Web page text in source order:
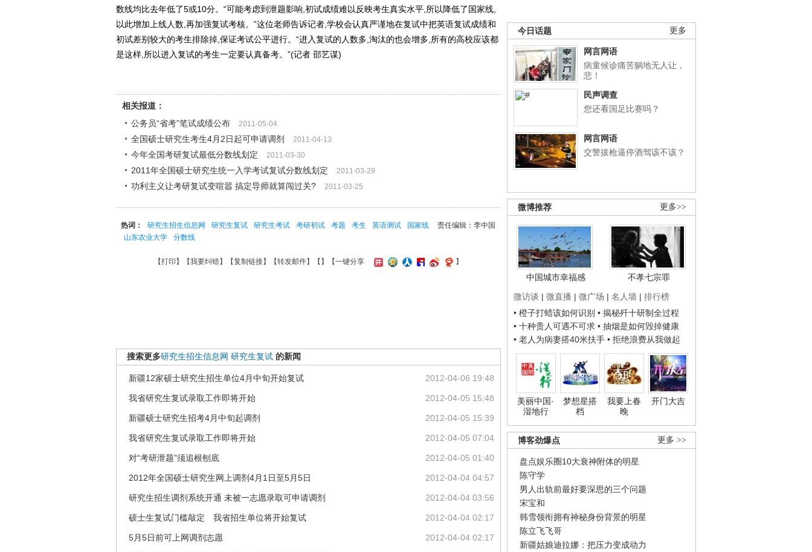
更多
今日话题
网言网语
病童候诊痛苦躺地无人让，
悲！
民声调查
您还看国足比赛吗？
网言网语
交警拔枪逼停酒驾该不该？
更多>>
微博推荐
中国城市幸福感
不孝七宗罪
微访谈 | 微直播 | 微广场 | 名人墙 | 排行榜
• 橙子打蜡该如何识别 • 揭秘歼十研制全过程
• 十种贵人可遇不可求 • 抽烟是如何毁掉健康
• 老人为病妻搭40米扶手 • 拒绝浪费从我做起
美丽中国·
湿地行
梦想星搭
档
我要上春
晚
开门大吉
更多 >>
博客劲爆点
盘点娱乐圈10大衰神附体的明星
陈守学
男人出轨前最好要深思的三个问题
宋宝和
韩雪领衔拥有神秘身份背景的明星
陈立飞飞哥
新疆姑娘迪拉娜：把压力变成动力
数线均比去年低了5或10分。“可能考虑到泄题影响,初试成绩难以反映考生真实水平,所以降低了国家线,
以此增加上线人数,再加强复试考核。”这位老师告诉记者,学校会认真严谨地在复试中把英语复试成绩和
初试差别较大的考生排除掉,保证考试公平进行。“进入复试的人数多,淘汰的也会增多,所有的高校应该都
是这样,所以进入复试的考生一定要认真备考。”(记者 邵艺谋)
相关报道：
公务员“省考”笔试成绩公布
2011-05-04
全国硕士研究生考生4月2日起可申请调剂 2011-04-13
今年全国考研复试最低分数线划定 2011-03-30
2011年全国硕士研究生统一入学考试复试分数线划定 2011-03-29
功利主义让考研复试变喧嚣 搞定导师就算闯过关? 2011-03-25
责任编辑：李中国
热词： 研究生招生信息网 研究生复试 研究生考试 考研初试 考题 考生 英语测试
国家线
山东农业大学
分数线
【打印 】【我要纠错】【复制链接】【转发邮件】【 】 【一键分享 】
搜索更多研究生招生信息网 研究生复试 的新闻
2012-04-06 19:48
新疆12家硕士研究生招生单位4月中旬开始复试
2012-04-05 15:48
我省研究生复试录取工作即将开始
2012-04-05 15:39
新疆硕士研究生招考4月中旬起调剂
2012-04-05 07:04
我省研究生复试录取工作即将开始
2012-04-05 01:40
对“考研泄题”须追根刨底
2012-04-04 04:57
2012年全国硕士研究生网上调剂4月1日至5月5日
2012-04-04 03:56
研究生招生调剂系统开通 未被一志愿录取可申请调剂
2012-04-04 02:17
硕士生复试门槛敲定 我省招生单位将开始复试
2012-04-04 02:17
5月5日前可上网调剂志愿